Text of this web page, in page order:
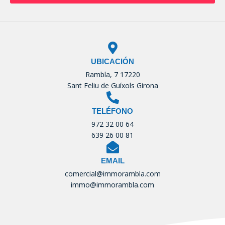
UBICACIÓN
Rambla, 7 17220
Sant Feliu de Guíxols Girona
TELÉFONO
972 32 00 64
639 26 00 81
EMAIL
comercial@immorambla.com
immo@immorambla.com